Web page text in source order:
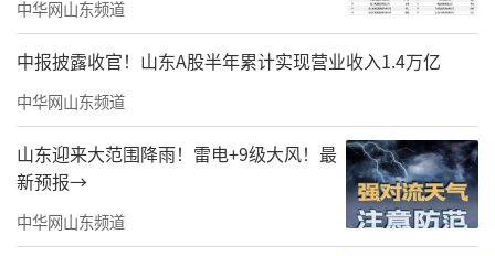
1965年6月，毛泽东主席发表了“六·二
六”指示，指出“要将医疗卫生工作的重点放
到农村去”，首次提出了“赤脚医生”这个概
念。“我父亲那个时候很激动，他就给政府打
报告，建议为济南市农村地区的赤脚医生开展
中西医结合全科医疗技术的免费培训，获得济
中华网山东频道
中报披露收官！山东A股半年累计实现营业收入1.4万亿
中华网山东频道
山东迎来大范围降雨！雷电+9级大风！最
新预报→
中华网山东频道